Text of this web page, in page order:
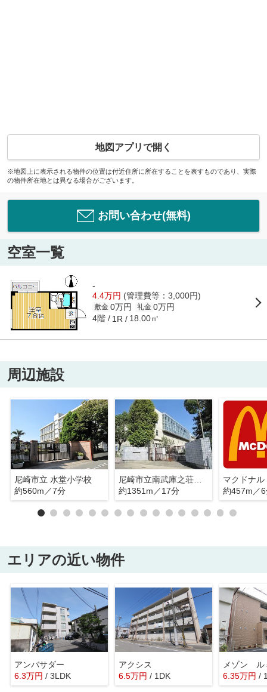
地図アプリで開く
※地図上に表示される物件の位置は付近住所に所在することを表すものであり、実際
の物件所在地とは異なる場合がございます。
お問い合わせ(無料)
空室一覧
-
4.4万円 (管理費等：3,000円)
敷金 0万円 礼金 0万円
4階 1R 18.00㎡
周辺施設
尼崎市立 水堂小学校
約560m／7分
尼崎市立南武庫之荘中学校
約1351m／17分
約457m／
エリアの近い物件
アンバサダー
6.3万円 / 3LDK
アクシス
6.5万円 / 1DK
メゾン ル
6.35万円 /